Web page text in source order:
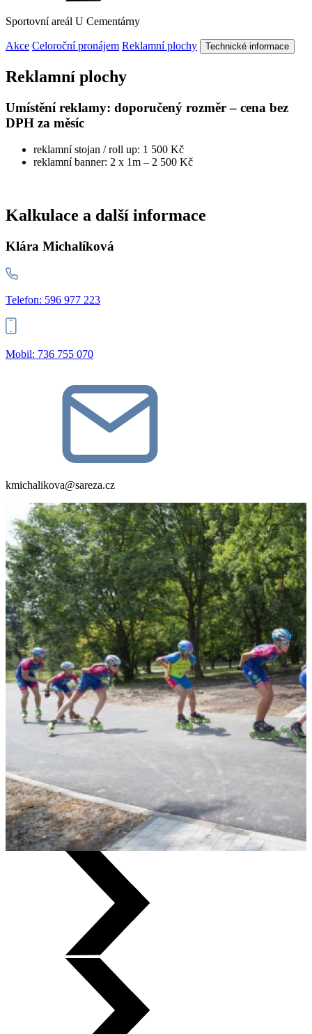
Sportovní areál U Cementárny
Akce Celoroční pronájem Reklamní plochy Technické informace
Reklamní plochy
Umístění reklamy: doporučený rozměr – cena bez
DPH za měsíc
reklamní stojan / roll up: 1 500 Kč
reklamní banner: 2 x 1m – 2 500 Kč
Kalkulace a další informace
Klára Michalíková
Telefon: 596 977 223
Mobil: 736 755 070
kmichalikova@sareza.cz